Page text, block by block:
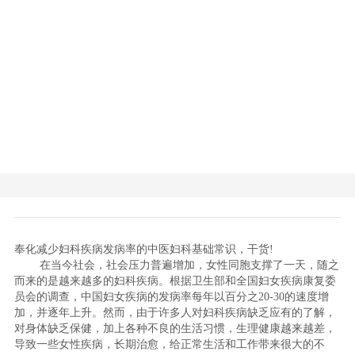
奉化减少妇科疾病发病率的中医妇科基础常识，干货!
在当今社会，社会压力普遍增加，女性同胞支撑了一天，随之
而来的是越来越多的妇科疾病。根据卫生部和全国妇女疾病康复委
员会的调查，中国妇女疾病的发病率每年以百分之20-30的速度增
加，并逐年上升。然而，由于许多人对妇科疾病缺乏应有的了解，
对身体缺乏保健，加上各种不良的生活习惯，生理健康越来越差，
导致一些女性疾病，长期治愈，给正常生活和工作带来很大的不